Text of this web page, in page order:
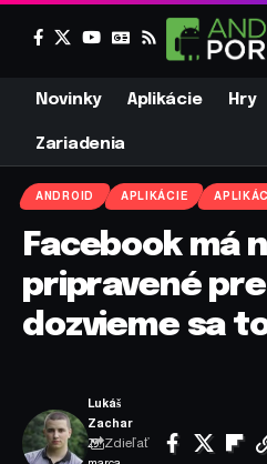
Novinky Aplikácie Hry
Zariadenia
ANDROID APLIKÁCIE
Facebook má
pripravené
dozvieme sa
29.
Lukáš
Zachar
Zdieľať